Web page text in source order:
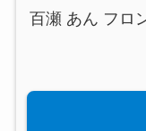
百瀬 あん フロ